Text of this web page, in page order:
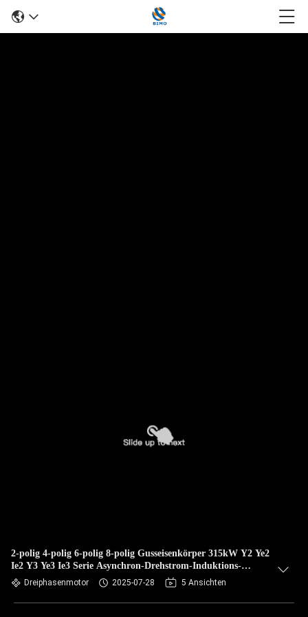
2-polig 4-polig 6-polig 8-polig Gusseisenkörper 315kW Y2 Ye2
Ie2 Y3 Ye3 Ie3 Serie Asynchron-Drehstrom-Induktions-
Elektromotor
Dreiphasenmotor 2025-07-28 5 Ansichten